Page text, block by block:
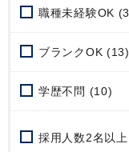
職種未経験OK
ブランクOK (13)
学歴不問 (10)
採用人数2名以